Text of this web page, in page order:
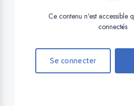
Ce contenu n'est accessible
connectés
Se connecter